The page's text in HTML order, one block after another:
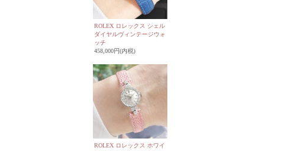
ROLEX ロレックス シェル
ダイヤルヴィンテージウォ
ッチ
458,000円(内税)
ROLEX ロレックス ホワイ